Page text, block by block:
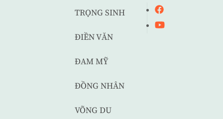
TRỌNG SINH
ĐIỀN VĂN
ĐAM MỸ
ĐỒNG NHÂN
VÕNG DU